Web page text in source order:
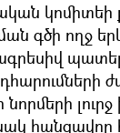
գծի ողջ
հանցավոր